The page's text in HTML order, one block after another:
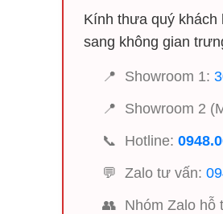
Kính thưa quý khách
sang không gian
📍 Showroom 1:
📍
Showroom 2
📞
Hotline:
💬 Zalo tư vấn:
👥 Nhóm Zalo hỗ